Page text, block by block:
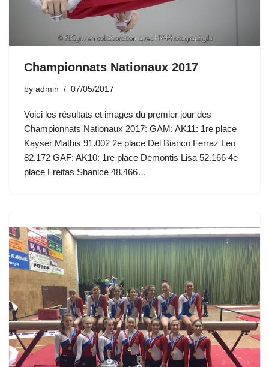
Championnats Nationaux 2017
by admin 07/05/2017
Voici les résultats et images du premier jour des
Championnats Nationaux 2017: GAM: AK11: 1re place
Kayser Mathis 91.002 2e place Del Bianco Ferraz Leo
82.172 GAF: AK10: 1re place Demontis Lisa 52.166 4e
place Freitas Shanice 48.466…